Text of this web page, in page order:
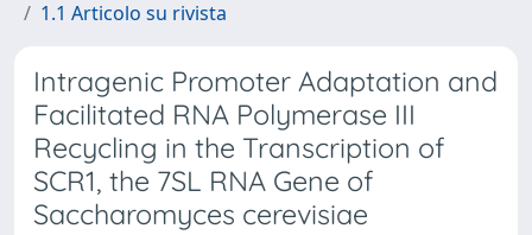
1.1 Articolo su rivista
Intragenic Promoter Adaptation and
Facilitated RNA Polymerase III
Recycling in the Transcription of
SCR1, the 7SL RNA Gene of
Saccharomyces cerevisiae